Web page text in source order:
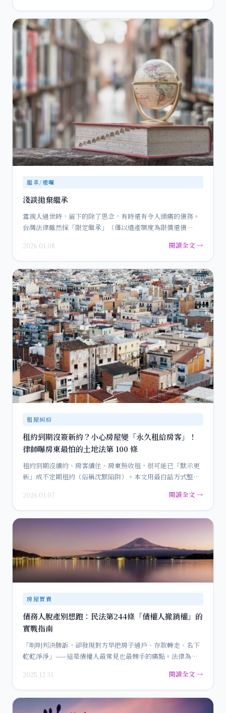
繼承/遺囑
淺談拋棄繼承
當親人過世時，留下的除了思念，有時還有令人頭痛的債務。
台灣法律雖然採「限定繼承」（僅以遺產額度為限償還債
2026.01.08 閱讀全文 →
租屋糾紛
租約到期沒簽新約？小心房屋變「永久租給房客」！
律師曝房東最怕的土地法第 100 條
租約到期沒續約、房客續住、房東照收租，很可能已「默示更
新」成不定期租約（俗稱沈默陷阱）。本文用最白話方式整理
2026.01.07 閱讀全文 →
房屋買賣
債務人脫產別想跑：民法第244條「債權人撤銷權」的
實戰指南
「明明判決勝訴，卻發現對方早把房子過戶、存款轉走、名下
乾乾淨淨」——這是債權人最常見也最棘手的痛點。法律為了
2025.12.31 閱讀全文 →